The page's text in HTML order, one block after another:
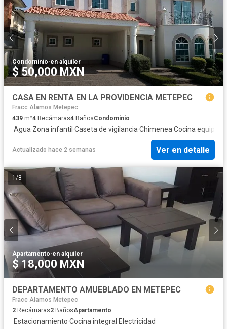
Condominio·en alquiler
$ 50,000 MXN
CASA EN RENTA EN LA PROVIDENCIA METEPEC
Fracc Alamos Metepec
439 m²4 Recámaras4 BañosCondominio
·Agua·Zona infantil·Caseta de vigilancia·Chimenea·Cocina equipada
Actualizado hace 2 semanas Ver en detalle
1/8
Apartamento·en alquiler
$ 18,000 MXN
DEPARTAMENTO AMUEBLADO EN METEPEC
Fracc Alamos Metepec
2 Recámaras2 BañosApartamento
·Estacionamiento·Cocina integral ·Electricidad